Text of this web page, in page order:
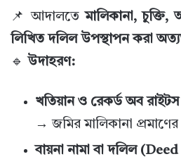
📌 আদালতে মালিকানা, চুক্তি,
লিখিত দলিল উপস্থাপন করা
🔹 উদাহরণ:
খতিয়ান ও রেকর্ড অব
→ জমির মালিকানা
বায়না নামা বা দলিল